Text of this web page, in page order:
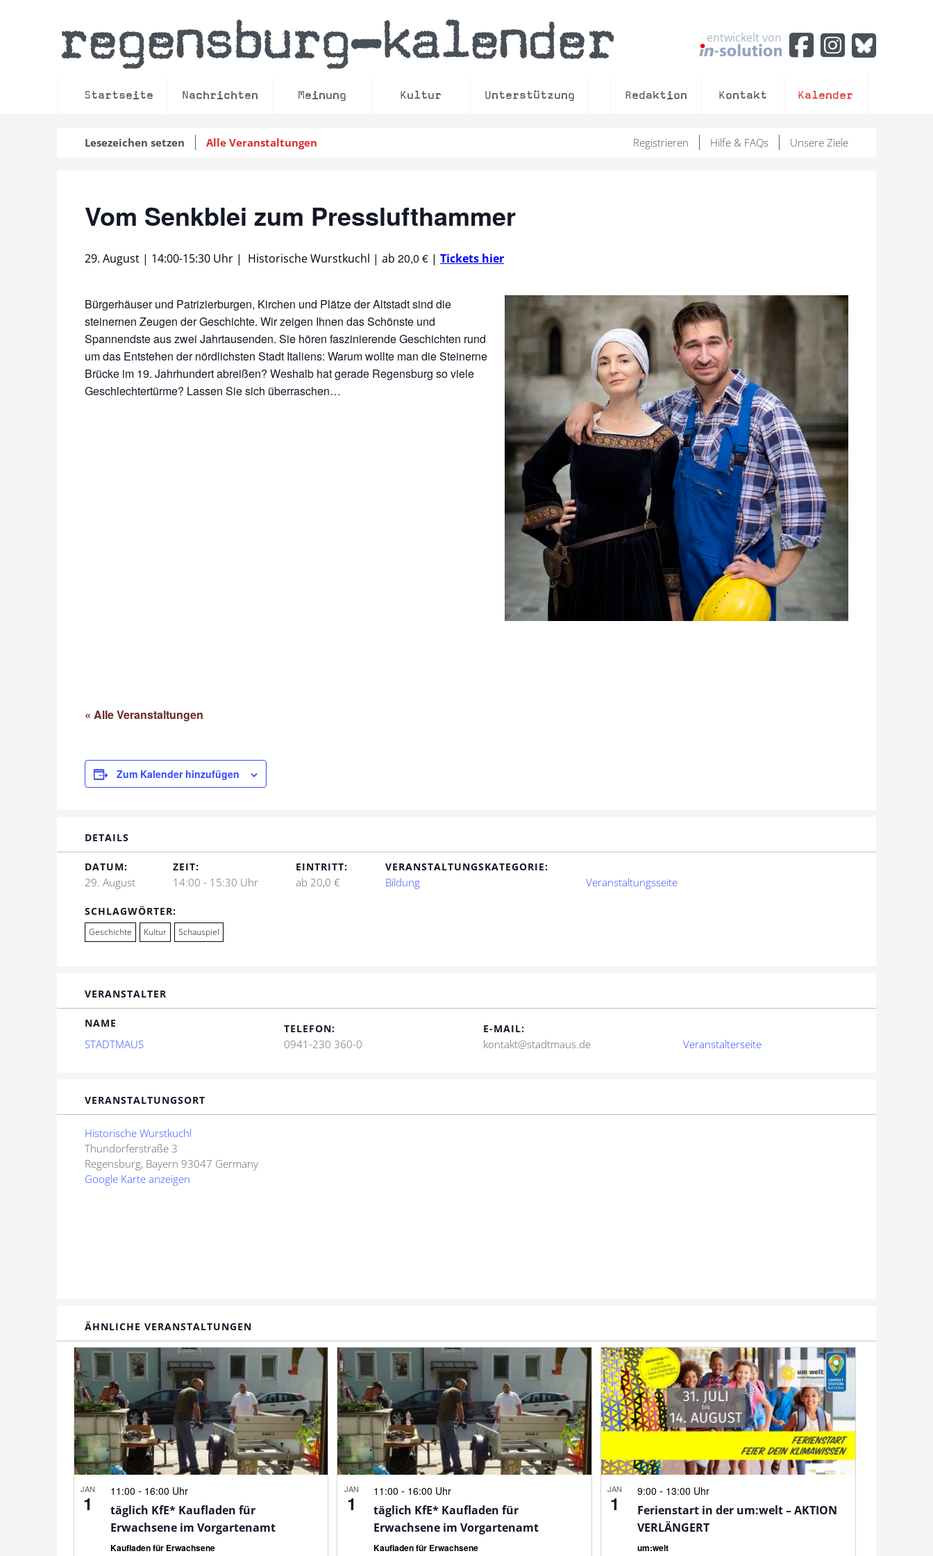
regensburg–kalender entwickelt von
Startseite Nachrichten Meinung Kultur Unterstützung Redaktion Kontakt Kalender
Lesezeichen setzen Alle Veranstaltungen Unsere Ziele
Hilfe & FAQs
Registrieren
Vom Senkblei zum Presslufthammer
29. August | 14:00-15:30 Uhr | Historische Wurstkuchl | ab 20,0 € | Tickets hier
Bürgerhäuser und Patrizierburgen, Kirchen und Plätze der Altstadt sind die
steinernen Zeugen der Geschichte. Wir zeigen Ihnen das Schönste und
Spannendste aus zwei Jahrtausenden. Sie hören faszinierende Geschichten rund
um das Entstehen der nördlichsten Stadt Italiens: Warum wollte man die Steinerne
Brücke im 19. Jahrhundert abreißen? Weshalb hat gerade Regensburg so viele
Geschlechtertürme? Lassen Sie sich überraschen…
« Alle Veranstaltungen
Zum Kalender hinzufügen
DETAILS
DATUM:
29. August
ZEIT:
14:00 - 15:30 Uhr
EINTRITT:
ab 20,0 €
VERANSTALTUNGSKATEGORIE:
Bildung Veranstaltungsseite
SCHLAGWÖRTER:
Geschichte Kultur Schauspiel
VERANSTALTER
NAME
STADTMAUS
TELEFON:
0941-230 360-0
E-MAIL:
kontakt@stadtmaus.de Veranstalterseite
VERANSTALTUNGSORT
Historische Wurstkuchl
Thundorferstraße 3
Regensburg, Bayern 93047 Germany
Google Karte anzeigen
ÄHNLICHE VERANSTALTUNGEN
JAN
1
11:00 - 16:00 Uhr
täglich KfE* Kaufladen für
Erwachsene im Vorgartenamt
Kaufladen für Erwachsene
JAN
1
11:00- 16:00 Uhr
täglich KfE* Kaufladen für
Erwachsene im Vorgartenamt
Kaufladen für Erwachsene
JAN
1
9:00 - 13:00 Uhr
Ferienstart in der um:welt – AKTION
VERLÄNGERT
um:welt